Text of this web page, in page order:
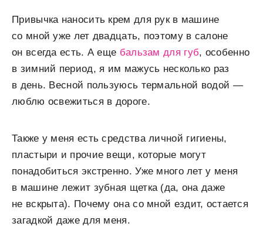
Привычка наносить крем для рук в машине
со мной уже лет двадцать, поэтому в салоне
он всегда есть. А еще бальзам для губ, особенно
в зимний период, я им мажусь несколько раз
в день. Весной пользуюсь термальной водой —
люблю освежиться в дороге.
Также у меня есть средства личной гигиены,
пластыри и прочие вещи, которые могут
понадобиться экстренно. Уже много лет у меня
в машине лежит зубная щетка (да, она даже
не вскрыта). Почему она со мной ездит, остается
загадкой даже для меня.